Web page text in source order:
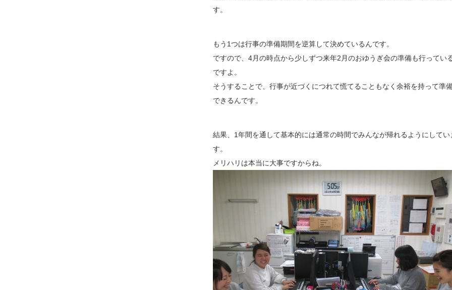
す。
もう1つは行事の準備期間を逆算して決めているんです。
ですので、4月の時点から少しずつ来年2月のおゆうぎ会の準備も行ってい
ですよ。
そうすることで、行事が近づくにつれて慌てることもなく余裕を持って準
できるんです。
結果、1年間を通して基本的には通常の時間でみんなが帰れるようにしてい
す。
メリハリは本当に大事ですからね。